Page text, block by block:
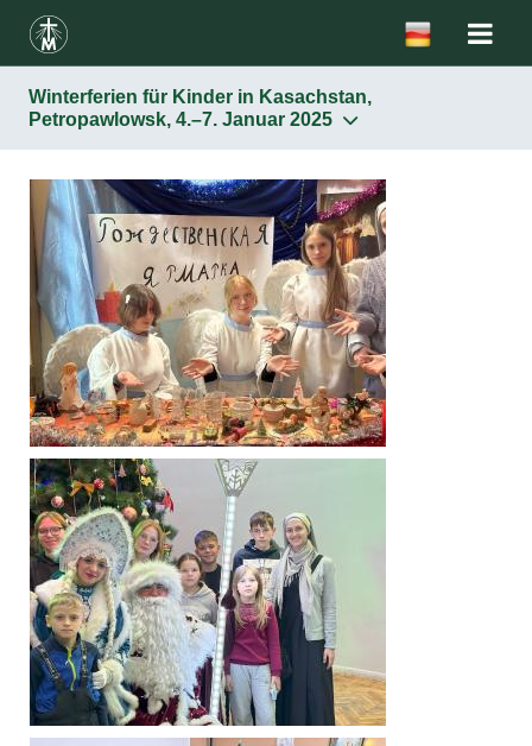
Winterferien für Kinder in Kasachstan,
Petropawlowsk, 4.–7. Januar 2025